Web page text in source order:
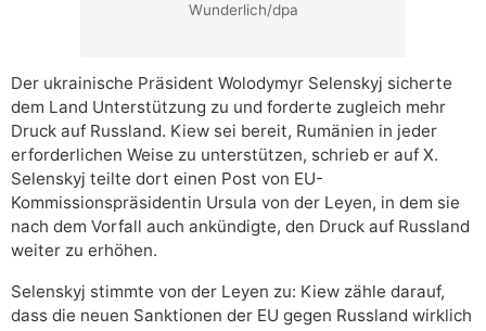
Wunderlich/dpa
Der ukrainische Präsident Wolodymyr Selenskyj sicherte
dem Land Unterstützung zu und forderte zugleich mehr
Druck auf Russland. Kiew sei bereit, Rumänien in jeder
erforderlichen Weise zu unterstützen, schrieb er auf X.
Selenskyj teilte dort einen Post von EU-
Kommissionspräsidentin Ursula von der Leyen, in dem sie
nach dem Vorfall auch ankündigte, den Druck auf Russland
weiter zu erhöhen.
Selenskyj stimmte von der Leyen zu: Kiew zähle darauf,
dass die neuen Sanktionen der EU gegen Russland wirklich